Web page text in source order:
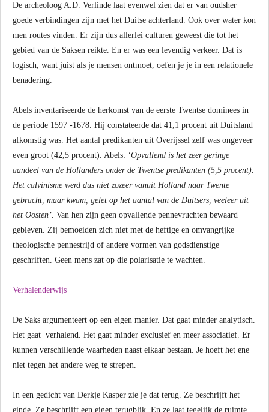
De archeoloog A.D. Verlinde laat evenwel zien dat er van oudsher
goede verbindingen zijn met het Duitse achterland. Ook over water kon
men routes vinden. Er zijn dus allerlei culturen geweest die tot het
gebied van de Saksen reikte. En er was een levendig verkeer. Dat is
logisch, want juist als je mensen ontmoet, oefen je je in een relationele
benadering.
Abels inventariseerde de herkomst van de eerste Twentse dominees in
de periode 1597 -1678. Hij constateerde dat 41,1 procent uit Duitsland
afkomstig was. Het aantal predikanten uit Overijssel zelf was ongeveer
even groot (42,5 procent). Abels: ‘Opvallend is het zeer geringe
aandeel van de Hollanders onder de Twentse predikanten (5,5 procent).
Het calvinisme werd dus niet zozeer vanuit Holland naar Twente
gebracht, maar kwam, gelet op het aantal van de Duitsers, veeleer uit
het Oosten’. Van hen zijn geen opvallende pennevruchten bewaard
gebleven. Zij bemoeiden zich niet met de heftige en omvangrijke
theologische pennestrijd of andere vormen van godsdienstige
geschriften. Geen mens zat op die polarisatie te wachten.
Verhalenderwijs
De Saks argumenteert op een eigen manier. Dat gaat minder analytisch.
Het gaat verhalend. Het gaat minder exclusief en meer associatief. Er
kunnen verschillende waarheden naast elkaar bestaan. Je hoeft het ene
niet tegen het andere weg te strepen.
In een gedicht van Derkje Kasper zie je dat terug. Ze beschrijft het
einde. Ze beschrijft een eigen terugblik. En ze laat tegelijk de ruimte